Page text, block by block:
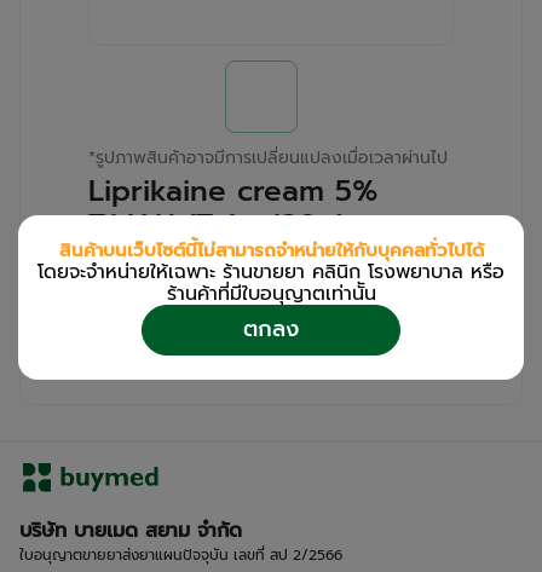
*รูปภาพสินค้าอาจมีการเปลี่ยนแปลงเมื่อเวลาผ่านไป
Liprikaine cream 5%
T.MAN (Tube/30g)
สำหรับลูกค้าเฉพาะร้านขายยา คลินิก และโรง
เข้าสู่ระบบ
ลงทะเบียน
เพื่อดูรายละเอียดเพิ่มเติม
บริษัท บายเมด สยาม จำกัด
ใบอนุญาตขายยาส่งยาแผนปัจจุบัน เลขที่ สป 2/2566
สินค้าบนเว็บไซต์นี้ไม่สามารถจำหน่ายให้กับบุคคลทั่วไปได้
โดยจะจำหน่ายให้เฉพาะ ร้านขายยา คลินิก โรงพยาบาล หรือ
ร้านค้าที่มีใบอนุญาตเท่านััน
ตกลง